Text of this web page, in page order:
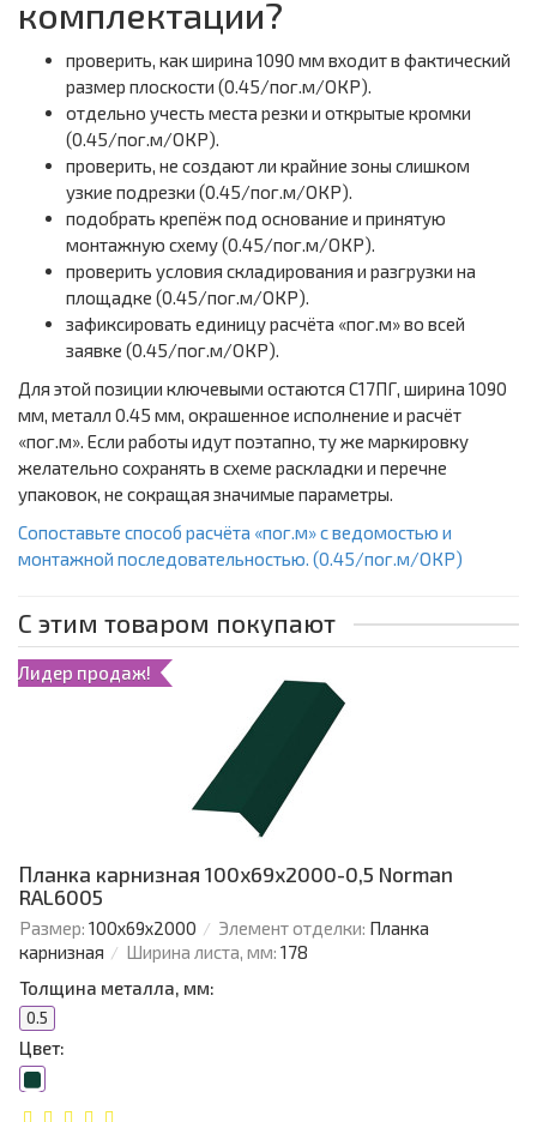
комплектации?
проверить, как ширина 1090 мм входит в фактический
размер плоскости (0.45/пог.м/ОКР).
отдельно учесть места резки и открытые кромки
(0.45/пог.м/ОКР).
проверить, не создают ли крайние зоны слишком
узкие подрезки (0.45/пог.м/ОКР).
подобрать крепёж под основание и принятую
монтажную схему (0.45/пог.м/ОКР).
проверить условия складирования и разгрузки на
площадке (0.45/пог.м/ОКР).
зафиксировать единицу расчёта «пог.м» во всей
заявке (0.45/пог.м/ОКР).
Для этой позиции ключевыми остаются С17ПГ, ширина 1090
мм, металл 0.45 мм, окрашенное исполнение и расчёт
«пог.м». Если работы идут поэтапно, ту же маркировку
желательно сохранять в схеме раскладки и перечне
упаковок, не сокращая значимые параметры.
Сопоставьте способ расчёта «пог.м» с ведомостью и
монтажной последовательностью. (0.45/пог.м/ОКР)
С этим товаром покупают
Лидер продаж!
Планка карнизная 100х69х2000-0,5 Norman
RAL6005
Размер: 100х69х2000 Элемент отделки: Планка
карнизная
Ширина листа, мм: 178
Толщина металла, мм:
0.5
Цвет: